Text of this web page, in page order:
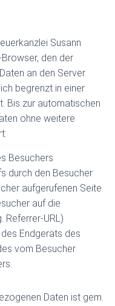
Susann
den der
an den Server
begrenzt in einer
Bis zur automatischen
ohne weitere
Besuchers
durch den Besucher
aufgerufenen Seite
auf die
Referrer-URL)
Endgeräts des
vom Besucher
Daten ist gem.